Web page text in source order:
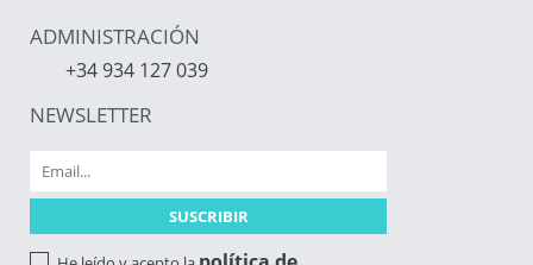
ADMINISTRACIÓN
+34 934 127 039
NEWSLETTER